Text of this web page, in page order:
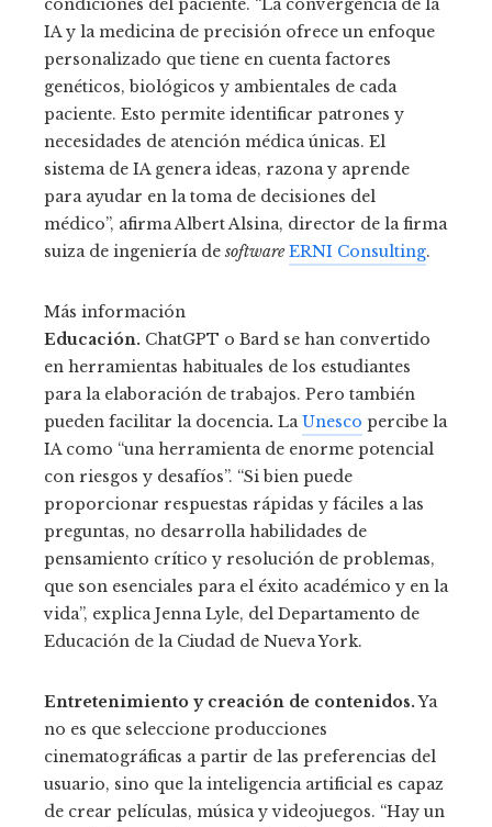
condiciones del paciente. “La convergencia de la
IA y la medicina de precisión ofrece un enfoque
personalizado que tiene en cuenta factores
genéticos, biológicos y ambientales de cada
paciente. Esto permite identificar patrones y
necesidades de atención médica únicas. El
sistema de IA genera ideas, razona y aprende
para ayudar en la toma de decisiones del
médico”, afirma Albert Alsina, director de la firma
suiza de ingeniería de software ERNI Consulting.
Más información
Educación. ChatGPT o Bard se han convertido
en herramientas habituales de los estudiantes
para la elaboración de trabajos. Pero también
pueden facilitar la docencia. LaUnesco percibe la
IA como “una herramienta de enorme potencial
con riesgos y desafíos”. “Si bien puede
proporcionar respuestas rápidas y fáciles a las
preguntas, no desarrolla habilidades de
pensamiento crítico y resolución de problemas,
que son esenciales para el éxito académico y en la
vida”, explica Jenna Lyle, del Departamento de
Educación de la Ciudad de Nueva York.
Entretenimiento y creación de contenidos.Ya
no es que seleccione producciones
cinematográficas a partir de las preferencias del
usuario, sino que la inteligencia artificial es capaz
de crear películas, música y videojuegos. “Hay un